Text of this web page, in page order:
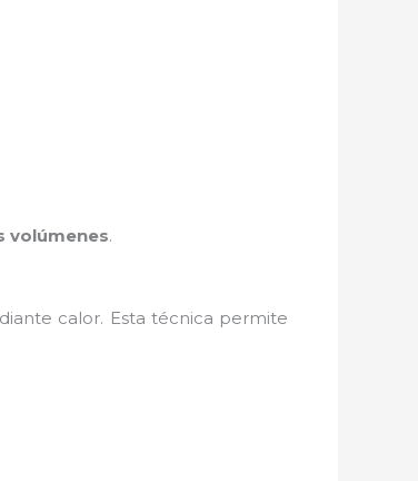
volúmenes.
calor. Esta técnica permite